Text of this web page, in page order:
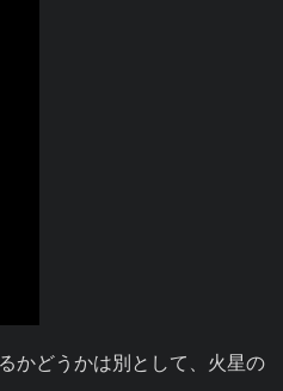
かどうかは別として、火星の